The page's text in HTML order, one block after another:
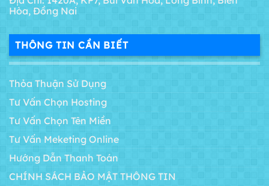
Hòa, Đồng Nai
THÔNG TIN CẦN BIẾT
Thỏa Thuận Sử Dụng
Tư Vấn Chọn Hosting
Tư Vấn Chọn Tên Miền
Tư Vấn Meketing Online
Hướng Dẫn Thanh Toán
CHÍNH SÁCH BẢO MẬT THÔNG TIN